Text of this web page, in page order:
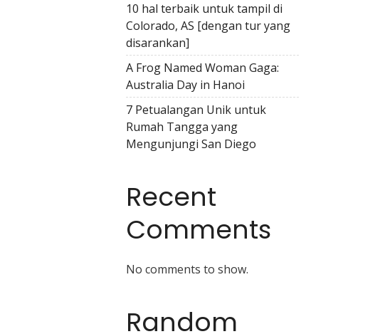
10 hal terbaik untuk tampil di
Colorado, AS [dengan tur yang
disarankan]
A Frog Named Woman Gaga:
Australia Day in Hanoi
7 Petualangan Unik untuk
Rumah Tangga yang
Mengunjungi San Diego
Recent
Comments
No comments to show.
Random